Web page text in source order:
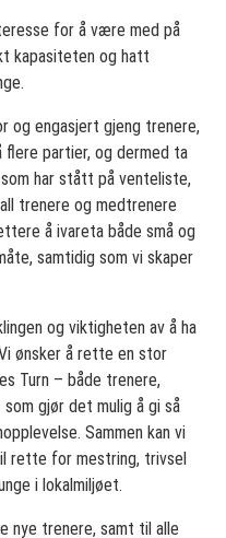
for å være med på
kapasiteten og hatt
og engasjert gjeng trenere,
flere partier, og dermed ta
har stått på venteliste,
trenere og medtrenere
å ivareta både små og
samtidig som vi skaper
og viktigheten av å ha
ønsker å rette en stor
Turn – både trenere,
gjør det mulig å gi så
Sammen kan vi
rette for mestring, trivsel
i lokalmiljøet.
nye trenere, samt til alle